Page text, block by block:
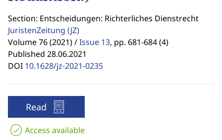
Section: Entscheidungen: Richterliches Dienstrecht
JuristenZeitung (JZ)
Volume 76 (2021) /Issue 13, pp. 681-684 (4)
Published 28.06.2021
DOI 10.1628/jz-2021-0235
Read
Access available